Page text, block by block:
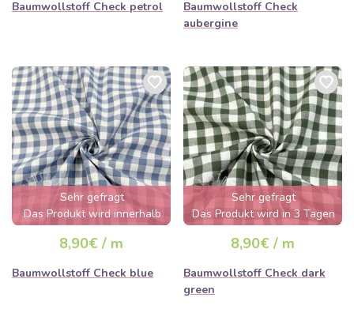
Baumwollstoff Check petrol
Baumwollstoff Check
aubergine
Sehr gefragt
Das Produkt wird innerhalb
von wenigen Stunden
ausverkauft sein
8,90€ / m
Baumwollstoff Check blue
Sehr gefragt
Das Produkt wird in 3 Tagen
ausverkauft sein
8,90€ / m
Baumwollstoff Check dark
green